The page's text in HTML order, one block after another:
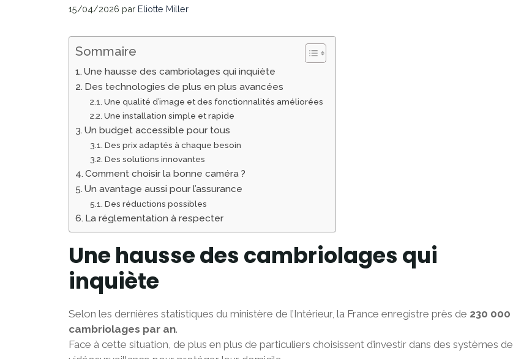
15/04/2026 par Eliotte Miller
Sommaire
Une hausse des cambriolages qui inquiète
Des technologies de plus en plus avancées
Une qualité d’image et des fonctionnalités améliorées
Une installation simple et rapide
Un budget accessible pour tous
Des prix adaptés à chaque besoin
Des solutions innovantes
Comment choisir la bonne caméra ?
Un avantage aussi pour l’assurance
Des réductions possibles
La réglementation à respecter
Une hausse des cambriolages qui
inquiète
Selon les dernières statistiques du ministère de l’Intérieur, la France enregistre près de 230 000
cambriolages par an.
Face à cette situation, de plus en plus de particuliers choisissent d’investir dans des systèmes de